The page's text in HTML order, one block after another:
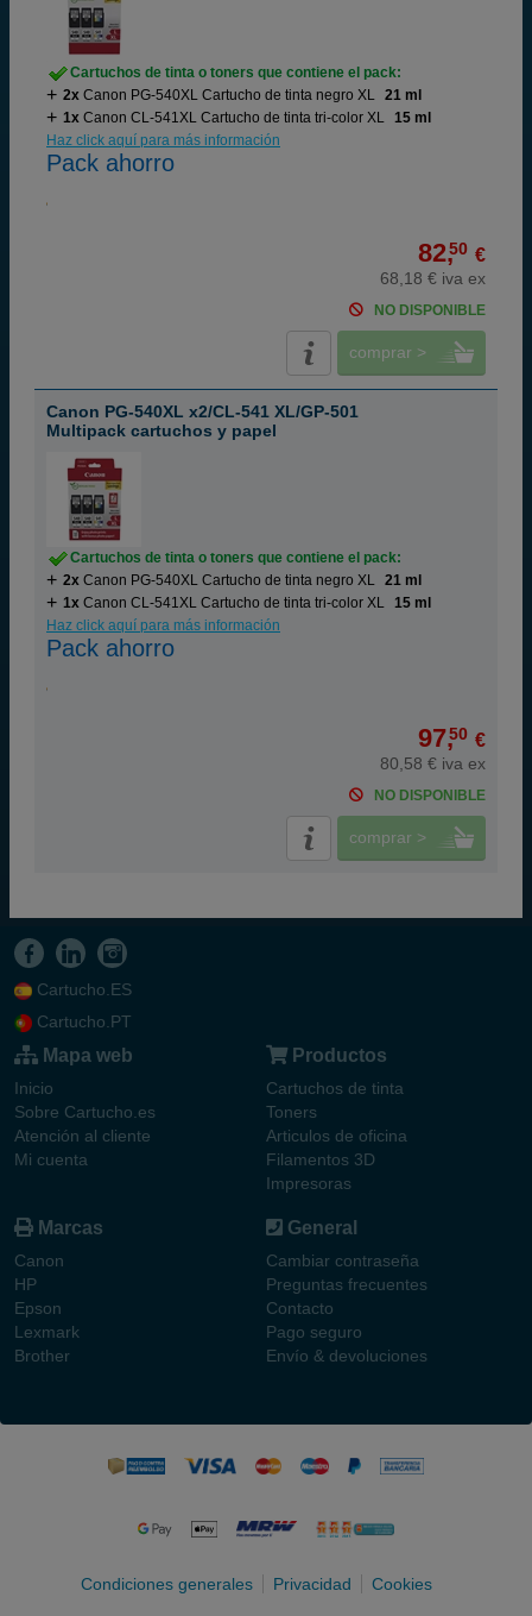
Cartuchos de tinta o toners que contiene el pack:
2x Canon PG-540XL Cartucho de tinta negro XL 21 ml
1x Canon CL-541XL Cartucho de tinta tri-color XL 15 ml
Haz click aquí para más información
Pack ahorro
82,50 €
68,18 € iva ex
NO DISPONIBLE
comprar >
Canon PG-540XL x2/CL-541 XL/GP-501
Multipack cartuchos y papel
Cartuchos de tinta o toners que contiene el pack:
2x Canon PG-540XL Cartucho de tinta negro XL 21 ml
1x Canon CL-541XL Cartucho de tinta tri-color XL 15 ml
Haz click aquí para más información
Pack ahorro
97,50 €
80,58 € iva ex
NO DISPONIBLE
comprar >
Cartucho.ES
Cartucho.PT
Mapa web
Inicio
Sobre Cartucho.es
Atención al cliente
Mi cuenta
Productos
Cartuchos de tinta
Toners
Articulos de oficina
Filamentos 3D
Impresoras
Marcas
Canon
HP
Epson
Lexmark
Brother
General
Cambiar contraseña
Preguntas frecuentes
Contacto
Pago seguro
Envío & devoluciones
Condiciones generales Privacidad Cookies